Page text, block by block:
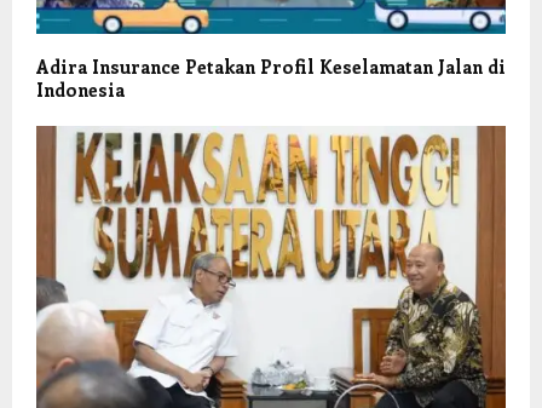
Adira Insurance Petakan Profil Keselamatan Jalan di
Indonesia